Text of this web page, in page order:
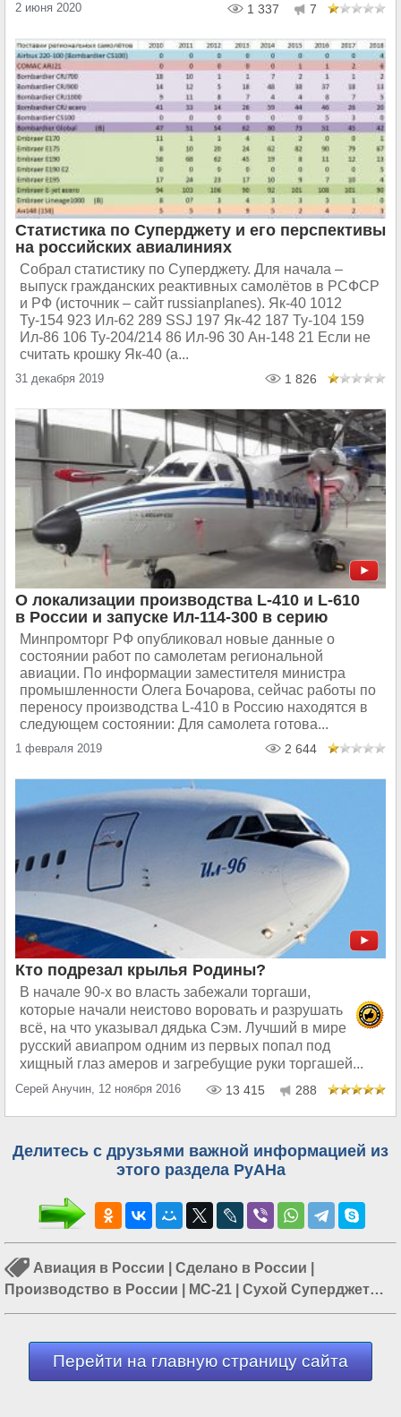
2 июня 2020 1 337 7
Статистика по Суперджету и его перспективы
на российских авиалиниях
Собрал статистику по Суперджету. Для начала –
выпуск гражданских реактивных самолётов в РСФСР
и РФ (источник – сайт russianplanes). Як-40 1012
Ту-154 923 Ил-62 289 SSJ 197 Як-42 187 Ту-104 159
Ил-86 106 Ту-204/214 86 Ил-96 30 Ан-148 21 Если не
считать крошку Як-40 (а...
31 декабря 2019 1 826
О локализации производства L-410 и L-610
в России и запуске Ил-114-300 в серию
Минпромторг РФ опубликовал новые данные о
состоянии работ по самолетам региональной
авиации. По информации заместителя министра
промышленности Олега Бочарова, сейчас работы по
переносу производства L-410 в Россию находятся в
следующем состоянии: Для самолета готова...
1 февраля 2019 2 644
Кто подрезал крылья Родины?
В начале 90-х во власть забежали торгаши,
которые начали неистово воровать и разрушать
всё, на что указывал дядька Сэм. Лучший в мире
русский авиапром одним из первых попал под
хищный глаз амеров и загребущие руки торгашей...
Серей Анучин, 12 ноября 2016 13 415 288
Делитесь с друзьями важной информацией из
этого раздела РуАНа
Авиация в России Сделано в России
Производство в России
МС-21
Сухой Суперджет
100|Промышленность в России|Россия и Запад
Перейти на главную страницу сайта